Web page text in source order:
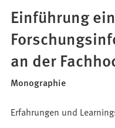
Bewerbung
Einführung
an der
Monographie
Erfahrungen und